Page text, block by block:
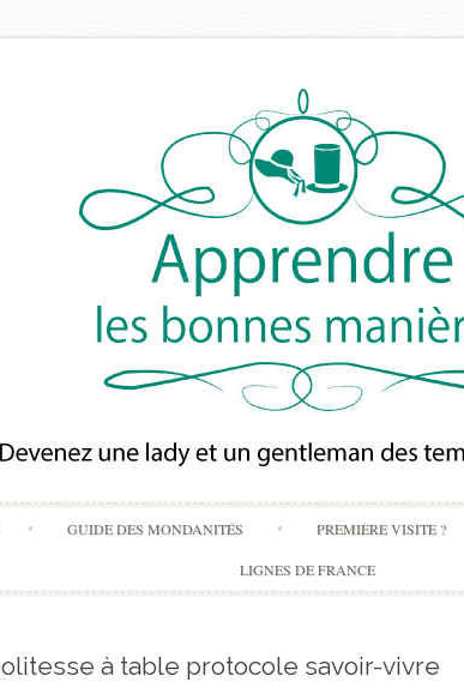
Skip
to
content
GUIDE DES MONDANITÉS PREMIÈRE VISITE ?
LIGNES DE FRANCE
à table protocole savoir-vivre